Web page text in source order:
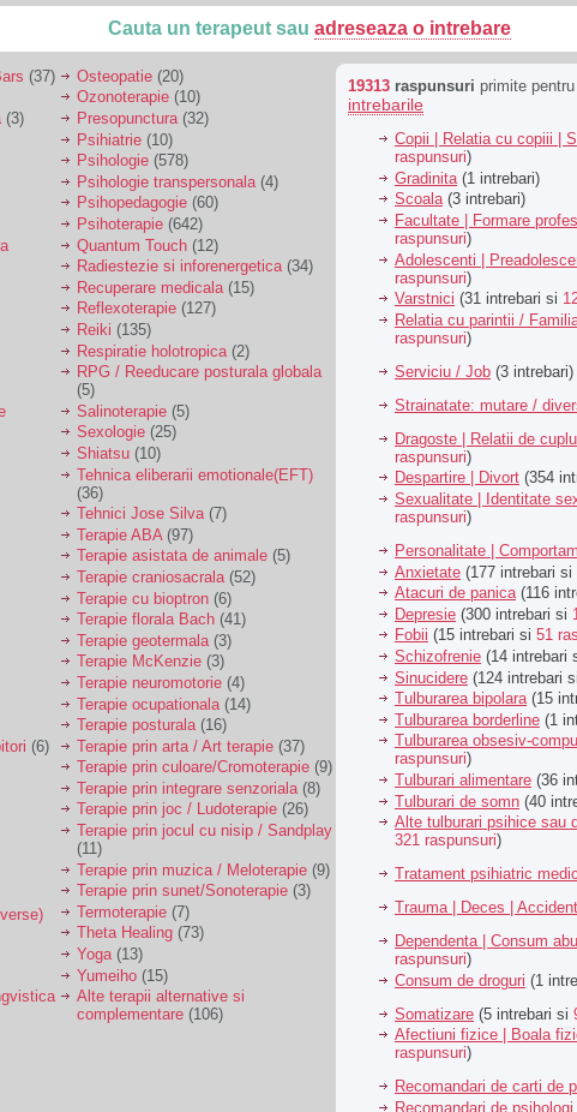
Cauta un terapeut sau adreseaza o intrebare
(37)
(3)
(6)
Osteopatie (20)
Ozonoterapie (10)
Presopunctura(32)
Psihiatrie (10)
Psihologie (578)
Psihologie transpersonala (4)
Psihopedagogie (60)
Psihoterapie (642)
Quantum Touch (12)
Radiestezie si inforenergetica(34)
Recuperare medicala (15)
Reflexoterapie (127)
Reiki (135)
Respiratie holotropica (2)
RPG / Reeducare posturala globala
(5)
Salinoterapie (5)
Sexologie (25)
Shiatsu (10)
Tehnica eliberarii emotionale(EFT)
(36)
Tehnici Jose Silva(7)
Terapie ABA (97)
Terapie asistata de animale (5)
Terapie craniosacrala (52)
Terapie cu bioptron (6)
Terapie florala Bach (41)
Terapie geotermala (3)
Terapie McKenzie (3)
Terapie neuromotorie (4)
Terapie ocupationala (14)
Terapie posturala(16)
Terapie prin arta / Art terapie (37)
Terapie prin culoare/Cromoterapie (9)
Terapie prin integrare senzoriala (8)
Terapie prin joc / Ludoterapie (26)
Terapie prin jocul cu nisip / Sandplay
(11)
Terapie prin muzica / Meloterapie (9)
Terapie prin sunet/Sonoterapie (3)
Termoterapie (7)
Theta Healing (73)
Yoga(13)
Yumeiho (15)
Alte terapii alternative si
complementare (106)
19313 raspunsuri primite pentru
intrebarile
Copii | Relatia cu copiii |
raspunsuri)
Gradinita (1 intrebari)
Scoala(3 intrebari)
Facultate | Formare
raspunsuri)
Adolescenti |
raspunsuri)
Varstnici (31 intrebari si
Relatia cu parintii /
raspunsuri)
Serviciu / Job (3 intrebari)
Strainatate: mutare /
Dragoste | Relatii de cuplu
raspunsuri)
Despartire | Divort (354
Sexualitate | Identitate
raspunsuri)
Personalitate |
Anxietate (177 intrebari si
Atacuri de panica(116
Depresie (300 intrebari si
Fobii (15 intrebari si 51
Schizofrenie (14 intrebari
Sinucidere (124 intrebari si
Tulburarea bipolara(15
Tulburarea borderline (1
Tulburarea obsesiv-
raspunsuri)
Tulburari alimentare (36
Tulburari de somn (40
Alte tulburari psihice sau
321 raspunsuri)
Tratament psihiatric
Trauma | Deces | Accident
Dependenta | Consum
raspunsuri)
Consum de droguri (1
Somatizare (5 intrebari si
Afectiuni fizice | Boala
raspunsuri)
Recomandari de carti de
Recomandari de